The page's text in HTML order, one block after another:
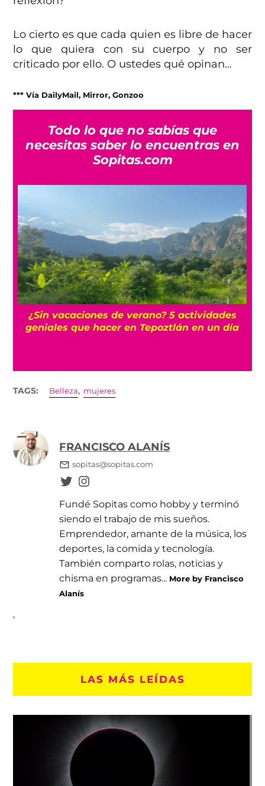
Lo cierto es que cada quien es libre de hacer
lo que quiera con su cuerpo y no ser
criticado por ello. O ustedes qué opinan…
*** Vía DailyMail, Mirror, Gonzoo
Todo lo que no sabías que
necesitas saber lo encuentras en
Sopitas.com
¿Sin vacaciones de verano? 5 actividades
geniales que hacer en Tepoztlán en un día
TAGS: Belleza, mujeres
FRANCISCO ALANÍS
sopitas@sopitas.com
Fundé Sopitas como hobby y terminó
siendo el trabajo de mis sueños.
Emprendedor, amante de la música, los
deportes, la comida y tecnología.
También comparto rolas, noticias y
chisma en programas... More by Francisco
Alanís
LAS MÁS LEÍDAS